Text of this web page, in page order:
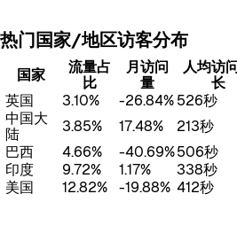
热门国家/地区访客分布
国家
流量占
比
月访问
量
人均访
长
英国
3.10% -26.84% 526秒
中国大
陆
3.85% 17.48% 213秒
巴西
4.66% -40.69%506秒
印度
9.72% 1.17% 338秒
美国
12.82% -19.88% 412秒